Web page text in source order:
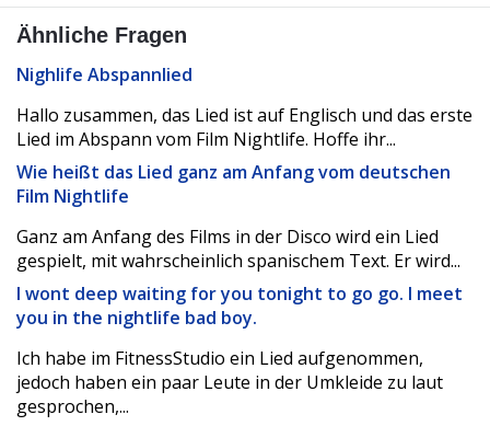
Ähnliche Fragen
Nighlife Abspannlied
Hallo zusammen, das Lied ist auf Englisch und das erste
Lied im Abspann vom Film Nightlife. Hoffe ihr...
Wie heißt das Lied ganz am Anfang vom deutschen
Film Nightlife
Ganz am Anfang des Films in der Disco wird ein Lied
gespielt, mit wahrscheinlich spanischem Text. Er wird...
I wont deep waiting for you tonight to go go. I meet
you in the nightlife bad boy.
Ich habe im FitnessStudio ein Lied aufgenommen,
jedoch haben ein paar Leute in der Umkleide zu laut
gesprochen,...